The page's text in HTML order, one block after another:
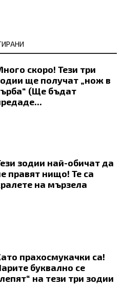
скоро! Тези три
ще получат „нож в
(Ще бъдат
зодии най-обичат да
правят нищо! Те са
на мързела
прахосмукачки са!
буквално се
на тези три зодии